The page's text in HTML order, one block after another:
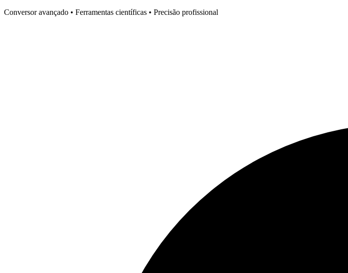
Conversor avançado • Ferramentas científicas • Precisão profissional